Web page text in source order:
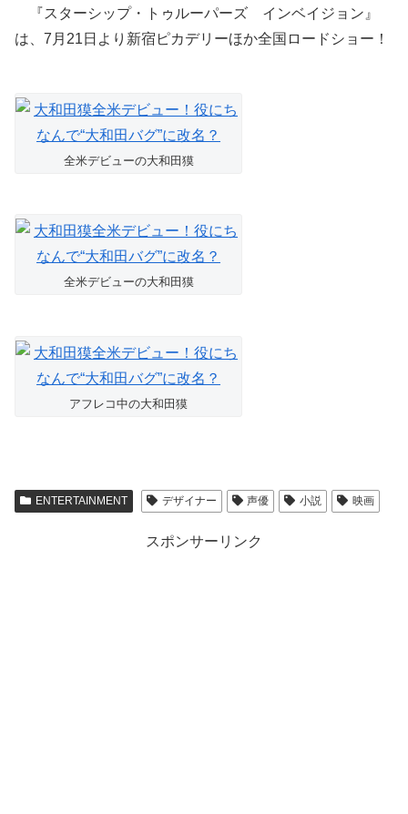
『スターシップ・トゥルーパーズ インベイジョン』
は、7月21日より新宿ピカデリーほか全国ロードショー！
全米デビューの大和田獏
全米デビューの大和田獏
アフレコ中の大和田獏
ENTERTAINMENT デザイナー 声優 小説 映画
スポンサーリンク